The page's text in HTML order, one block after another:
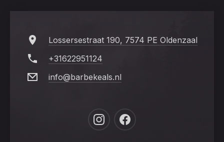
Lossersestraat 190, 7574 PE Oldenzaal
+31622951124
info@barbekeals.nl
New
New